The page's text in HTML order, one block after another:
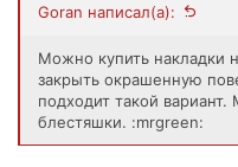
Goran написал(а):
Можно купить накладки
закрыть окрашенную
подходит такой
блестяшки. :mrgreen: